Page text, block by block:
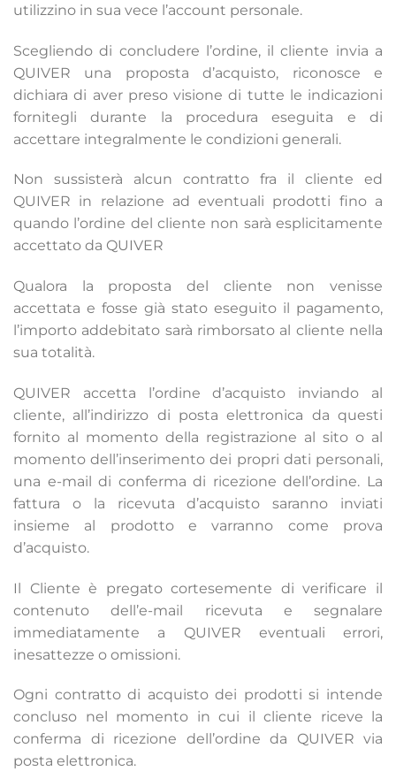
utilizzino in sua vece l’account personale.
Scegliendo di concludere l’ordine, il cliente invia a
QUIVER una proposta d’acquisto, riconosce e
dichiara di aver preso visione di tutte le indicazioni
fornitegli durante la procedura eseguita e di
accettare integralmente le condizioni generali.
Non sussisterà alcun contratto fra il cliente ed
QUIVER in relazione ad eventuali prodotti fino a
quando l’ordine del cliente non sarà esplicitamente
accettato da QUIVER
Qualora la proposta del cliente non venisse
accettata e fosse già stato eseguito il pagamento,
l’importo addebitato sarà rimborsato al cliente nella
sua totalità.
QUIVER accetta l’ordine d’acquisto inviando al
cliente, all’indirizzo di posta elettronica da questi
fornito al momento della registrazione al sito o al
momento dell’inserimento dei propri dati personali,
una e-mail di conferma di ricezione dell’ordine. La
fattura o la ricevuta d’acquisto saranno inviati
insieme al prodotto e varranno come prova
d’acquisto.
Il Cliente è pregato cortesemente di verificare il
contenuto dell’e-mail ricevuta e segnalare
immediatamente a QUIVER eventuali errori,
inesattezze o omissioni.
Ogni contratto di acquisto dei prodotti si intende
concluso nel momento in cui il cliente riceve la
conferma di ricezione dell’ordine da QUIVER via
posta elettronica.